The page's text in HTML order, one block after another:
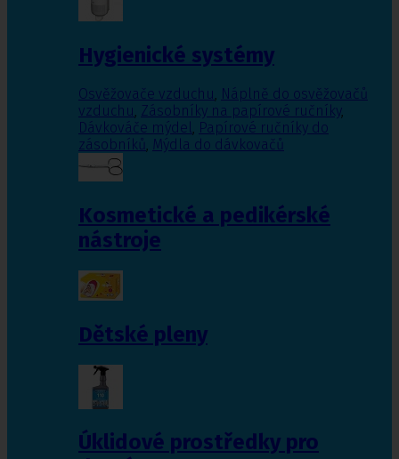
Hygienické systémy
Osvěžovače vzduchu, Náplně do osvěžovačů
vzduchu, Zásobníky na papírové ručníky,
Dávkováče mýdel, Papírové ručníky do
zásobníků, Mýdla do dávkovačů
Kosmetické a pedikérské
nástroje
Dětské pleny
Úklidové prostředky pro